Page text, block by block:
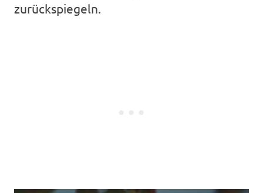
zurückspiegeln.